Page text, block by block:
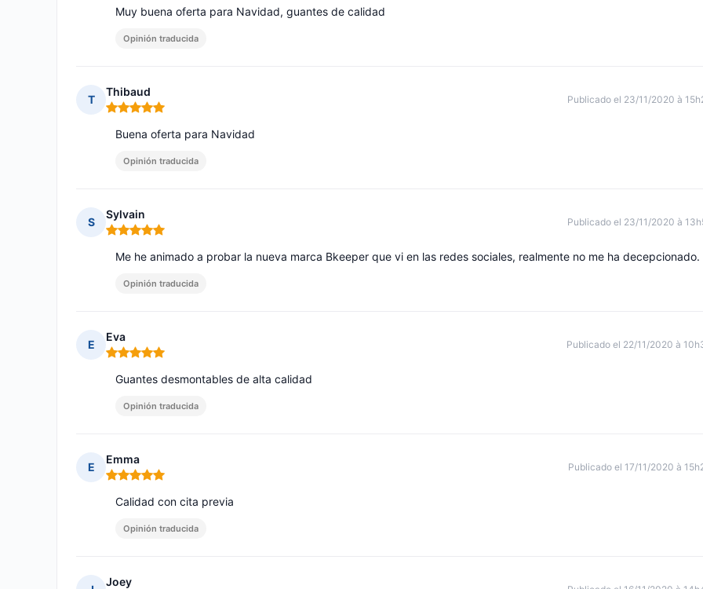
Muy buena oferta para Navidad, guantes de calidad
Opinión traducida
T
Thibaud
Nota: 5 de 5
Publicado el 23/11/2020 à
Buena oferta para Navidad
Opinión traducida
S
Sylvain
Nota: 5 de 5
Publicado el 23/11/2020 à
Me he animado a probar la nueva marca Bkeeper que vi en las redes sociales, realmente no me ha decepcionado.
Opinión traducida
E
Eva
Nota: 5 de 5
Publicado el 22/11/2020 à
Guantes desmontables de alta calidad
Opinión traducida
E
Emma
Nota: 5 de 5
Publicado el 17/11/2020 à
Calidad con cita previa
Opinión traducida
Joey